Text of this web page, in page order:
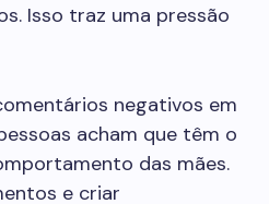
Isso traz uma pressão
negativos em
acham que têm o
das mães.
e criar